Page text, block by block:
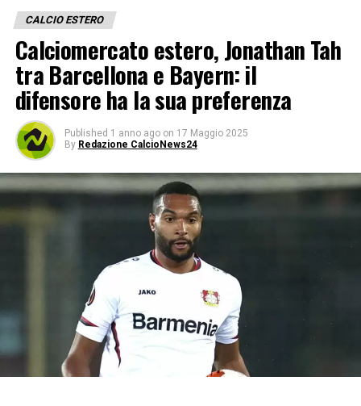
CALCIO ESTERO
Calciomercato estero, Jonathan Tah
tra Barcellona e Bayern: il
difensore ha la sua preferenza
Published 1 anno ago on 17 Maggio 2025
By Redazione CalcioNews24